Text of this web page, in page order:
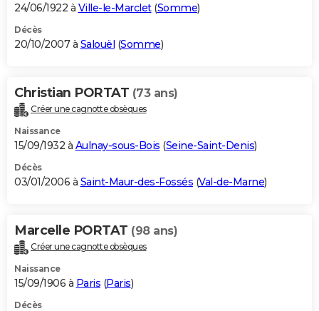
24/06/1922 à Ville-le-Marclet(Somme)
Décès
20/10/2007 à Salouël (Somme)
Christian PORTAT (73 ans)
Créer une cagnotte obsèques
Naissance
15/09/1932 à Aulnay-sous-Bois (Seine-Saint-Denis)
Décès
03/01/2006 à Saint-Maur-des-Fossés (Val-de-Marne)
Marcelle PORTAT (98 ans)
Créer une cagnotte obsèques
Naissance
15/09/1906 à Paris (Paris)
Décès